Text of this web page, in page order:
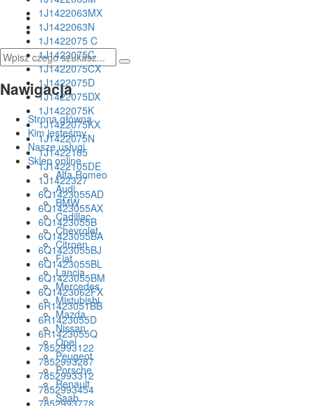
1J1422063MX
1J1422063N
1J1422075 C
1J1422075C
1J1422075CX
1J1422075D
1J1422075DX
1J1422075K
1J1422075KX
1J1422075N
1J1422105
1J1422105DE
1J1422327
6Q1423055AD
6Q1423055AX
6Q1423055B
6Q1423055BA
6Q1423055BJ
6Q1423055BL
6Q1423055BM
6Q1423062FX
6R1423051BB
6R1423055D
6R1423055Q
7852993122
7852993287
7852993312
7852993454
7852993778
Nawigacja
Strona główna
Kim jesteśmy
Nasze usługi
Sklep online
Alfa Romeo
Audi
BMW
Cadillac
Chevrolet
Citroen
Fiat
Lancia
Mercedes
Mistubishi
Mazda
Nissan
Opel
Peugeot
Porsche
Renault
Saab